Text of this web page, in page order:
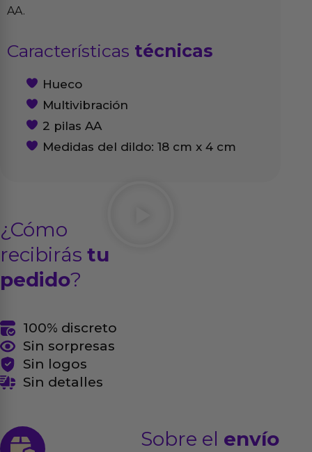
AA.
Características técnicas
Hueco
Multivibración
2 pilas AA
Medidas del dildo: 18 cm x 4 cm
¿Cómo
recibirás tu
pedido?
100% discreto
Sin sorpresas
Sin logos
Sin detalles
Sobre el envío